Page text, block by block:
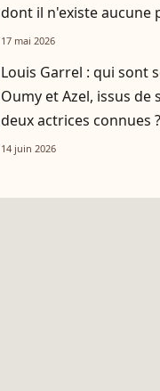
dont il n'existe aucune
17 mai 2026
Louis Garrel : qui sont
Oumy et Azel, issus de
deux actrices connues ?
14 juin 2026